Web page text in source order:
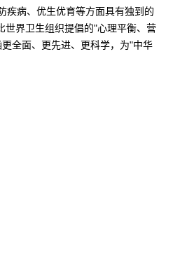
疾病、优生优育等方面具有独到的
世界卫生组织提倡的"心理平衡、营
全面、更先进、更科学，为"中华